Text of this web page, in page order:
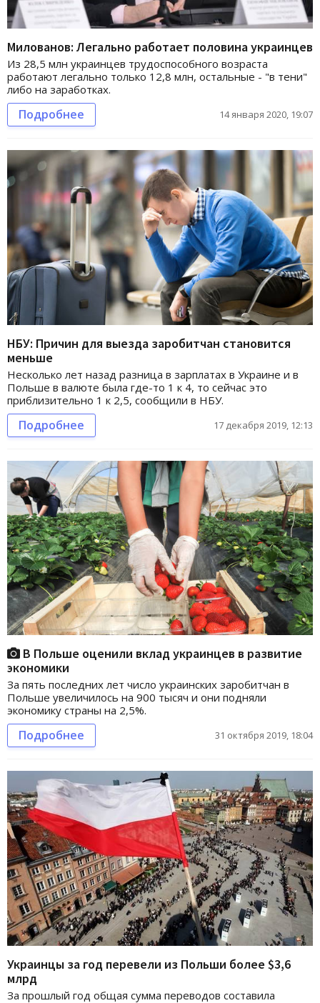
Милованов: Легально работает половина украинцев
Из 28,5 млн украинцев трудоспособного возраста
работают легально только 12,8 млн, остальные - "в тени"
либо на заработках.
Подробнее 14 января 2020, 19:07
НБУ: Причин для выезда заробитчан становится
меньше
Несколько лет назад разница в зарплатах в Украине и в
Польше в валюте была где-то 1 к 4, то сейчас это
приблизительно 1 к 2,5, сообщили в НБУ.
Подробнее 17 декабря 2019, 12:13
В Польше оценили вклад украинцев в развитие
экономики
За пять последних лет число украинских заробитчан в
Польше увеличилось на 900 тысяч и они подняли
экономику страны на 2,5%.
Подробнее 31 октября 2019, 18:04
Украинцы за год перевели из Польши более $3,6
млрд
За прошлый год общая сумма переводов составила